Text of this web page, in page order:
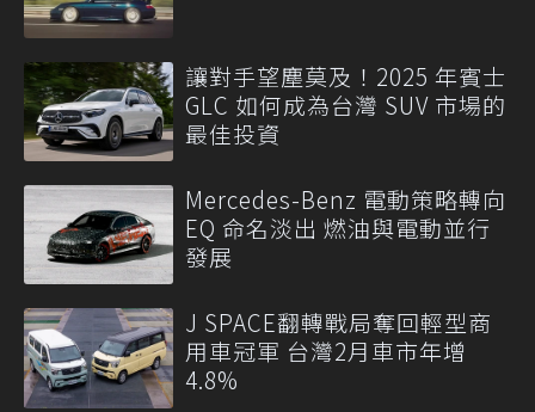
讓對手望塵莫及！2025 年賓士
GLC 如何成為台灣 SUV 市場的
最佳投資
Mercedes-Benz 電動策略轉向
EQ 命名淡出 燃油與電動並行
發展
J SPACE翻轉戰局奪回輕型商
用車冠軍 台灣2月車市年增
4.8%